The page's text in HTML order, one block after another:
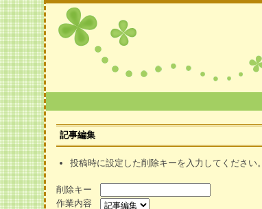
記事編集
投稿時に設定した削除キーを入力してください。
削除キー
作業内容